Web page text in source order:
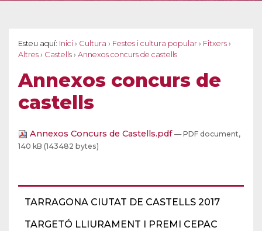
Esteu aquí: Inici › Cultura › Festes i cultura popular › Fitxers ›
Altres › Castells › Annexos concurs de castells
Annexos concurs de
castells
TARRAGONA CIUTAT DE CASTELLS 2017
TARGETÓ LLIURAMENT I PREMI CEPAC
Annexos Concurs de Castells.pdf — PDF document,
140 kB (143482 bytes)